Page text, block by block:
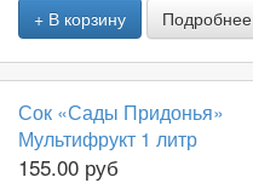
+ В корзину Подробнее
Сок «Сады Придонья»
Мультифрукт 1 литр
155.00 руб